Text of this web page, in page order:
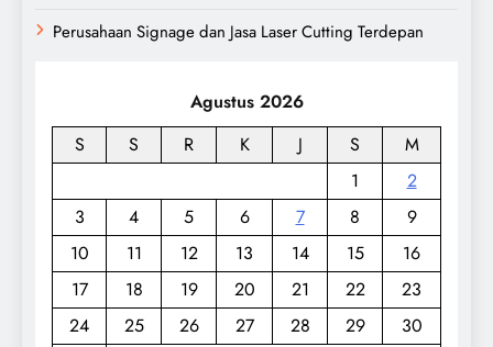
Perusahaan Signage dan Jasa Laser Cutting Terdepan
Agustus 2026
S
S R K J S
M
1
2
3
4 5 6 7 8
9
10
11 12 13 14 15
16
17
18 19 20 21 22
23
24
25 26 27 28 29
30